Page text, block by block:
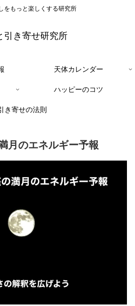
をもっと楽しくする研究所
引き寄せ研究所
天体カレンダー
ハッピーのコツ
き寄せの法則
月のエネルギー予報